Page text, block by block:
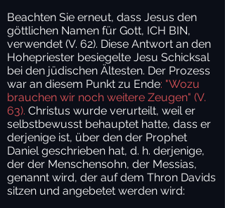
Beachten Sie erneut, dass Jesus den
göttlichen Namen für Gott, ICH BIN,
verwendet (V. 62). Diese Antwort an den
Hohepriester besiegelte Jesu Schicksal
bei den jüdischen Ältesten. Der Prozess
war an diesem Punkt zu Ende: "Wozu
brauchen wir noch weitere Zeugen" (V.
63). Christus wurde verurteilt, weil er
selbstbewusst behauptet hatte, dass er
derjenige ist, über den der Prophet
Daniel geschrieben hat, d. h. derjenige,
der der Menschensohn, der Messias,
genannt wird, der auf dem Thron Davids
sitzen und angebetet werden wird: